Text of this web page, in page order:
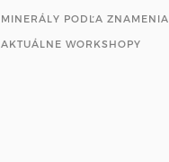
MINERÁLY PODĽA ZNAMENIA
AKTUÁLNE WORKSHOPY